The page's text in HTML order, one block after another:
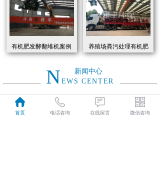
有机肥发酵翻堆机案例
展示
养殖场粪污处理有机肥
发酵罐 履带式有机肥翻
新闻中心
N EWS CENTER
2026
首页 电话咨询 在线留言 微信咨询